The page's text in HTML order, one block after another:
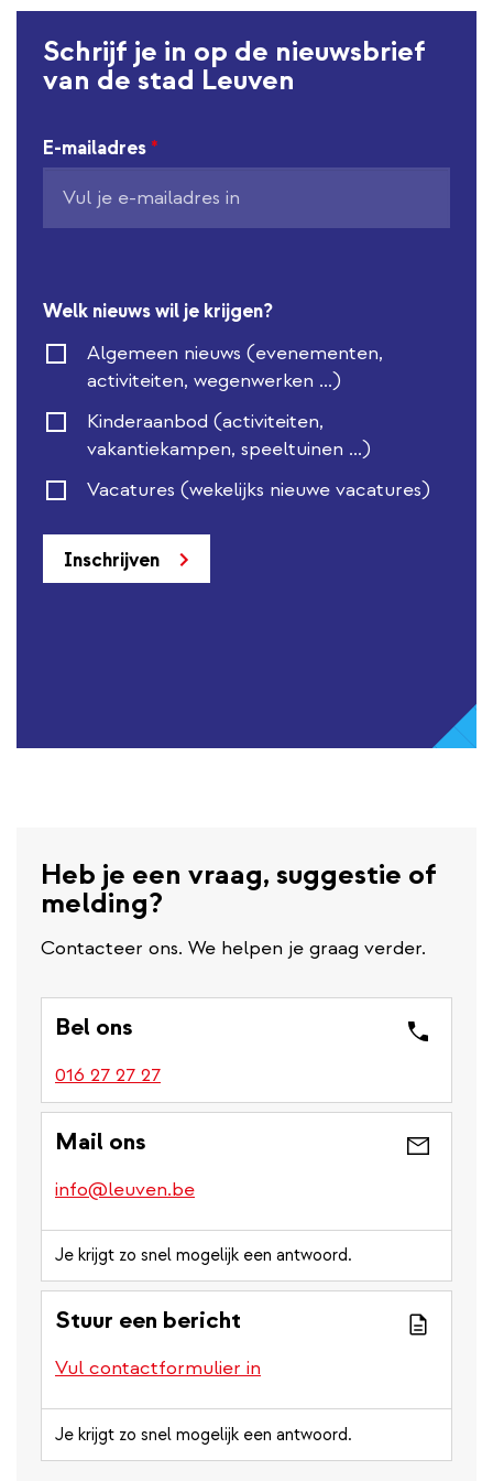
l
Schrijf je in op de nieuwsbrief
van de stad Leuven
E-mailadres *
Welk nieuws wil je krijgen?
Algemeen nieuws (evenementen,
activiteiten, wegenwerken ...)
Kinderaanbod (activiteiten,
vakantiekampen, speeltuinen ...)
Vacatures (wekelijks nieuwe vacatures)
Inschrijven
Heb je een vraag, suggestie of
melding?
Contacteer ons. We helpen je graag verder.
Bel ons
016 27 27 27
Mail ons
info@leuven.be
Je krijgt zo snel mogelijk een antwoord.
Stuur een bericht
Vul contactformulier in
Je krijgt zo snel mogelijk een antwoord.